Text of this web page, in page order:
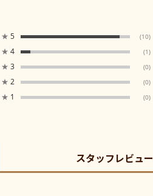
★ 5 (10)
★ 4 (1)
★ 3 (0)
★ 2 (0)
★ 1 (0)
スタッフレビュー